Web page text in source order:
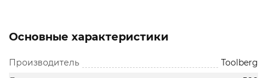
Основные характеристики
Производитель
Toolberg